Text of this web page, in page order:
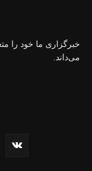
خبرگزاری ما خود را
می‌داند.